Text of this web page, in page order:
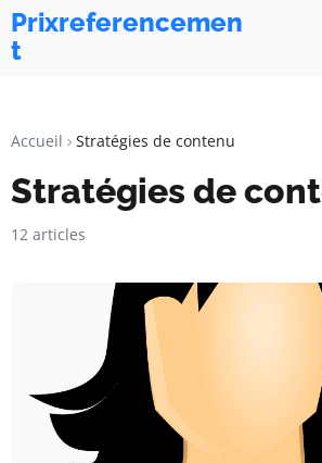
Prixreferencemen
t
Accueil Stratégies de contenu
Stratégies de
12 articles